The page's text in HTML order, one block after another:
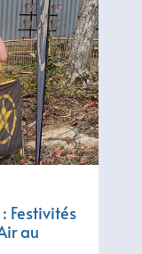
Festivités
au